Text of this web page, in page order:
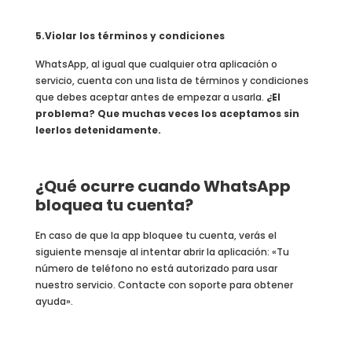
5.Violar los términos y condiciones
WhatsApp, al igual que cualquier otra aplicación o
servicio, cuenta con una lista de términos y condiciones
que debes aceptar antes de empezar a usarla. ¿El
problema? Que muchas veces los aceptamos sin
leerlos detenidamente.
¿Qué ocurre cuando WhatsApp
bloquea tu cuenta?
En caso de que la app bloquee tu cuenta, verás el
siguiente mensaje al intentar abrir la aplicación: «Tu
número de teléfono no está autorizado para usar
nuestro servicio. Contacte con soporte para obtener
ayuda».